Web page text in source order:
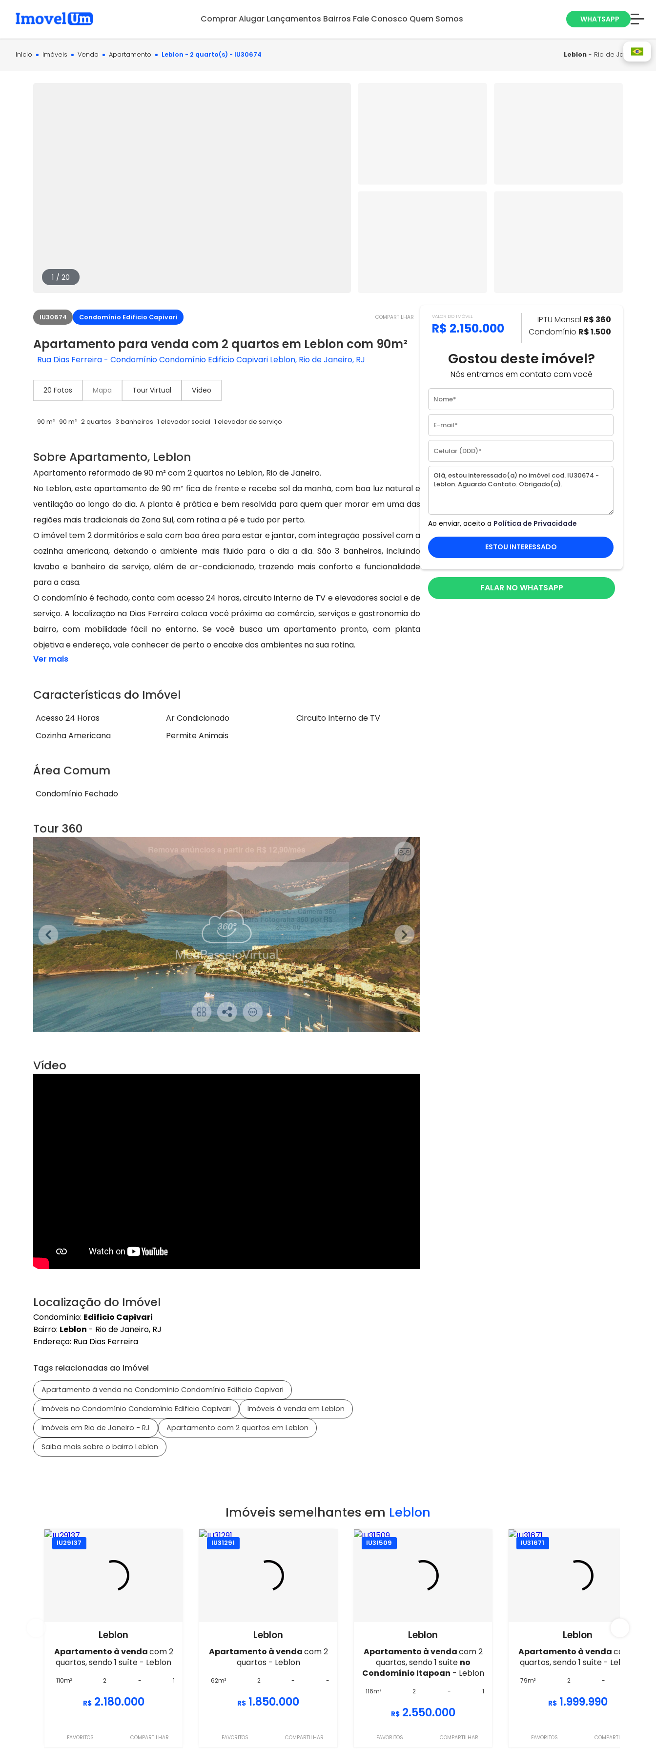
ComprarAlugar Lançamentos Bairros Fale Conosco Quem Somos WHATSAPP
Anuncie seu
Imóvel
Trabalhe Conosco
Início Imóveis Venda Apartamento Leblon - 2 quarto(s) - IU30674 Leblon - Rio de Janeiro
1 / 20
IU30674 Condomínio Edificio Capivari COMPARTILHAR
Apartamento para venda com 2 quartos em Leblon com 90m²
Rua Dias Ferreira - Condomínio Condomínio Edificio Capivari Leblon, Rio de Janeiro, RJ
20 Fotos Mapa Tour Virtual Vídeo
90 m² 90 m² 2 quartos 3 banheiros 1 elevador social 1 elevador de serviço
Sobre Apartamento, Leblon
Apartamento reformado de 90 m² com 2 quartos no Leblon, Rio de Janeiro.
No Leblon, este apartamento de 90 m² fica de frente e recebe sol da manhã, com boa luz natural e
ventilação ao longo do dia. A planta é prática e bem resolvida para quem quer morar em uma das
regiões mais tradicionais da Zona Sul, com rotina a pé e tudo por perto.
O imóvel tem 2 dormitórios e sala com boa área para estar e jantar, com integração possível com a
cozinha americana, deixando o ambiente mais fluido para o dia a dia. São 3 banheiros, incluindo
lavabo e banheiro de serviço, além de ar-condicionado, trazendo mais conforto e funcionalidade
para a casa.
O condomínio é fechado, conta com acesso 24 horas, circuito interno de TV e elevadores social e de
serviço. A localização na Dias Ferreira coloca você próximo ao comércio, serviços e gastronomia do
bairro, com mobilidade fácil no entorno. Se você busca um apartamento pronto, com planta
objetiva e endereço, vale conhecer de perto o encaixe dos ambientes na sua rotina.
Ver mais
Características do Imóvel
Acesso 24 Horas Ar Condicionado
Circuito Interno de TV
Cozinha Americana
Permite Animais
Área Comum
Condomínio Fechado
Tour 360
Vídeo
Localização do Imóvel
Condomínio: Edificio Capivari
Bairro: Leblon - Rio de Janeiro, RJ
Endereço: Rua Dias Ferreira
Tags relacionadas ao Imóvel
Apartamento à venda no Condomínio Condomínio Edificio Capivari
Imóveis no Condomínio Condomínio Edificio Capivari
Imóveis à venda em Leblon
Imóveis em Rio de Janeiro - RJ
Apartamento com 2 quartos em Leblon
Saiba mais sobre o bairro Leblon
VALOR DO IMÓVEL
R$ 2.150.000
IPTU Mensal R$ 360
Condomínio R$ 1.500
Gostou deste imóvel?
Nós entramos em contato com você
Ao enviar, aceito a Política de Privacidade
ESTOU INTERESSADO
FALAR NO WHATSAPP
Imóveis semelhantes em Leblon
IU29137
Leblon
Apartamento à vendacom 2
quartos, sendo 1 suíte - Leblon
110m² 2 - 1
R$ 2.180.000
FAVORITOS COMPARTILHAR
IU31291
Leblon
Apartamento à vendacom 2
quartos - Leblon
62m² 2 - -
R$ 1.850.000
FAVORITOS COMPARTILHAR
IU31509
Leblon
Apartamento à vendacom 2
quartos, sendo 1 suíte no
Condomínio Itapoan - Leblon
116m² 2 - 1
R$ 2.550.000
FAVORITOS COMPARTILHAR
IU31671
Leblon
Apartamento à vendacom 2
quartos, sendo 1 suíte - Leblon
79m² 2 -
R$ 1.999.990
FAVORITOS COMPARTILHAR